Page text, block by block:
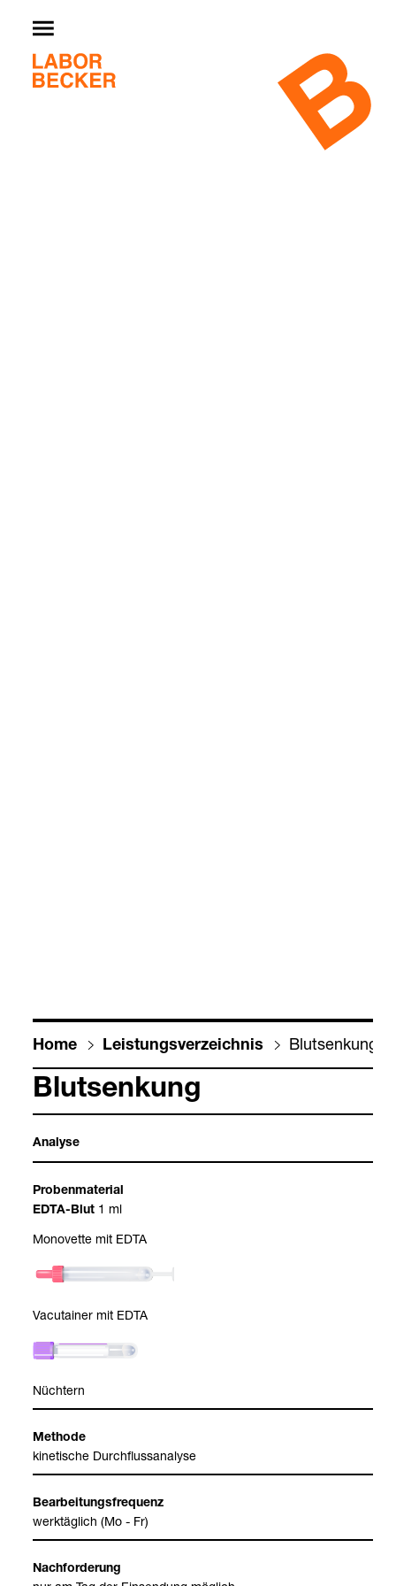
Home Leis­tungs­ver­zeich­nis Blut­sen­kung
Blut­sen­kung
Ana­lyse
Pro­ben­ma­te­rial
EDTA-​Blut 1 ml
Mono­vette mit EDTA
Vacu­tai­ner mit EDTA
Nüch­tern
Methode
kine­ti­sche Durch­fluss­ana­lyse
Bear­bei­tungs­fre­quenz
werk­täg­lich (Mo - Fr)
Nach­for­de­rung